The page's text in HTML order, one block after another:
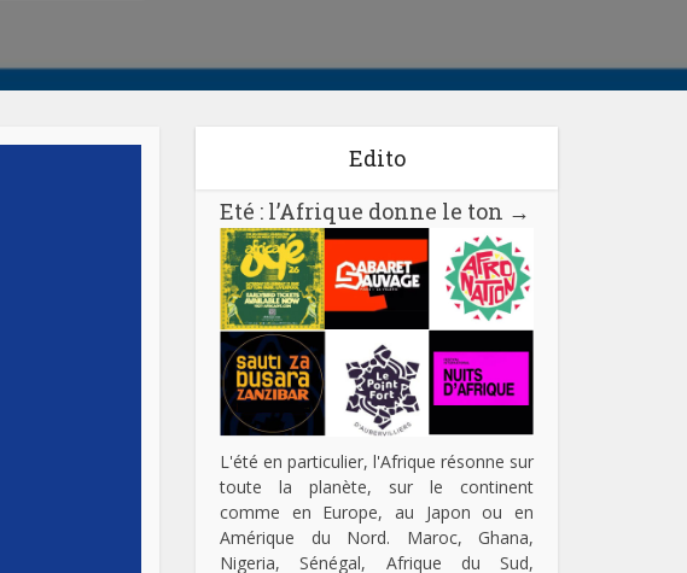
Edito
Eté : l’Afrique donne le ton →
L'été en particulier, l'Afrique résonne sur
toute la planète, sur le continent
comme en Europe, au Japon ou en
Amérique du Nord. Maroc, Ghana,
Nigeria, Sénégal, Afrique du Sud,